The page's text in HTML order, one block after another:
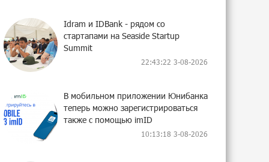
Idram и IDBank - рядом со
стартапами на Seaside Startup
Summit
22:43:22 3-08-2026
В мобильном приложении Юнибанка
теперь можно зарегистрироваться
также с помощью imID
10:13:18 3-08-2026